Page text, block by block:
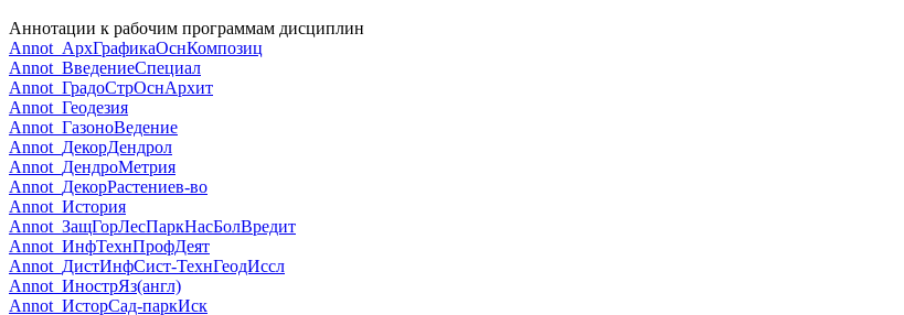
Аннотации к рабочим программам дисциплин
Annot_АрхГрафикаОснКомпозиц
Annot_ВведениеСпециал
Annot_ГрадоСтрОснАрхит
Annot_Геодезия
Annot_ГазоноВедение
Annot_ДекорДендрол
Annot_ДендроМетрия
Annot_ДекорРастениев-во
Annot_История
Annot_ЗащГорЛесПаркНасБолВредит
Annot_ИнфТехнПрофДеят
Annot_ДистИнфСист-ТехнГеодИссл
Annot_ИнострЯз(англ)
Annot_ИсторСад-паркИск